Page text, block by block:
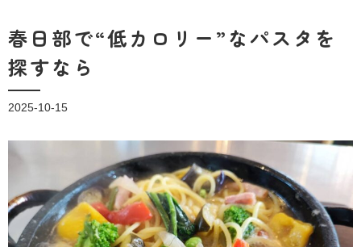
春日部で“低カロリー”なパスタを
探すなら
2025-10-15